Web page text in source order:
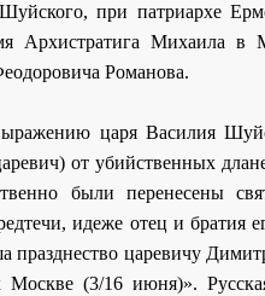
при патриархе
Архистратига Михаила в
Романова.
царя Василия
от убийственных
были перенесены
идеже отец и братия
празднество царевичу
(3/16 июня)».